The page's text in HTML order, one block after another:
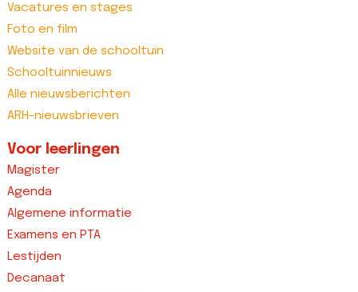
Vacatures en stages
Foto en film
Website van de schooltuin
Schooltuinnieuws
Alle nieuwsberichten
ARH-nieuwsbrieven
Voor leerlingen
Magister
Agenda
Algemene informatie
Examens en PTA
Lestijden
Decanaat